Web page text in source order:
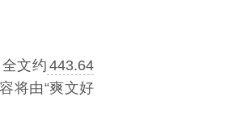
全文约 443.64
将由“爽文好